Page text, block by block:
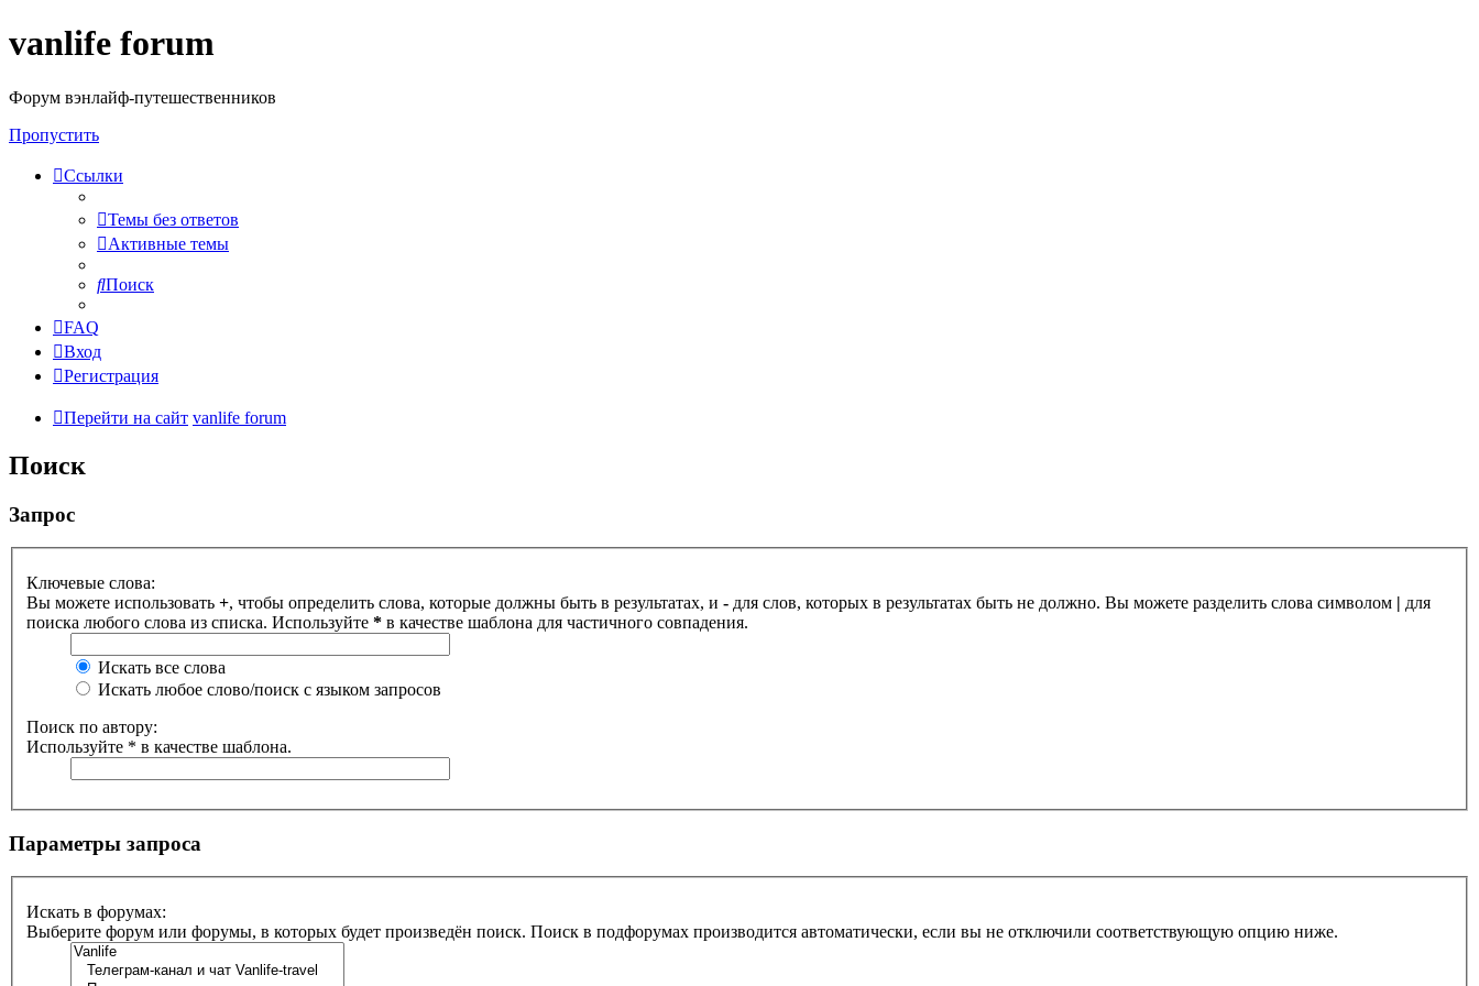
vanlife forum
Форум вэнлайф-путешественников
Пропустить
Ссылки
Темы без ответов
Активные темы
Поиск
FAQ
Вход
Регистрация
Перейти на сайт vanlife forum
Поиск
Запрос
Ключевые слова:
Вы можете использовать +, чтобы определить слова, которые должны быть в результатах, и - для слов, которых в результатах быть не должно. Вы можете разделить слова символом | для
поиска любого слова из списка. Используйте * в качестве шаблона для частичного совпадения.
Искать все слова
Искать любое слово/поиск с языком запросов
Поиск по автору:
Используйте * в качестве шаблона.
Параметры запроса
Искать в форумах:
Выберите форум или форумы, в которых будет произведён поиск. Поиск в подфорумах производится автоматически, если вы не отключили соответствующую опцию ниже.